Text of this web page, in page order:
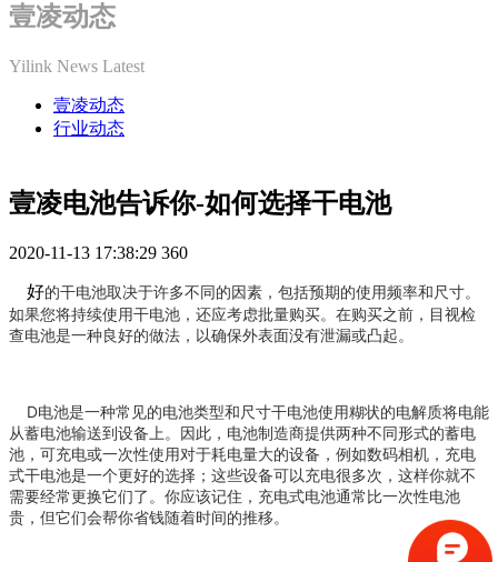
壹凌动态
Yilink News Latest
壹凌动态
行业动态
壹凌电池告诉你-如何选择干电池
2020-11-13 17:38:29 360
好的干电池取决于许多不同的因素，包括预期的使用频率和尺寸。
如果您将持续使用干电池，还应考虑批量购买。在购买之前，目视检
查电池是一种良好的做法，以确保外表面没有泄漏或凸起。
D电池是一种常见的电池类型和尺寸干电池使用糊状的电解质将电能
从蓄电池输送到设备上。因此，电池制造商提供两种不同形式的蓄电
池，可充电或一次性使用对于耗电量大的设备，例如数码相机，充电
式干电池是一个更好的选择；这些设备可以充电很多次，这样你就不
需要经常更换它们了。你应该记住，充电式电池通常比一次性电池
贵，但它们会帮你省钱随着时间的推移。